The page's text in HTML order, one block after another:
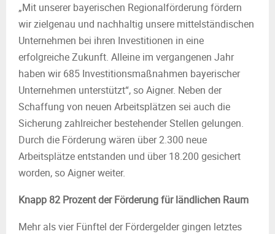
„Mit unserer bayerischen Regionalförderung fördern
wir zielgenau und nachhaltig unsere mittelständischen
Unternehmen bei ihren Investitionen in eine
erfolgreiche Zukunft. Alleine im vergangenen Jahr
haben wir 685 Investitionsmaßnahmen bayerischer
Unternehmen unterstützt“, so Aigner. Neben der
Schaffung von neuen Arbeitsplätzen sei auch die
Sicherung zahlreicher bestehender Stellen gelungen.
Durch die Förderung wären über 2.300 neue
Arbeitsplätze entstanden und über 18.200 gesichert
worden, so Aigner weiter.
Knapp 82 Prozent der Förderung für ländlichen Raum
Mehr als vier Fünftel der Fördergelder gingen letztes